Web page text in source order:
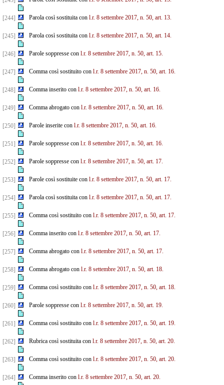
[244] Parola così sostituita con l.r. 8 settembre 2017, n. 50, art. 13.
[245] Parola così sostituita con l.r. 8 settembre 2017, n. 50, art. 14.
[246] Parole soppresse con l.r. 8 settembre 2017, n. 50, art. 15.
[247] Comma così sostituito con l.r. 8 settembre 2017, n. 50, art. 16.
[248] Comma inserito con l.r. 8 settembre 2017, n. 50, art. 16.
[249] Comma abrogato con l.r. 8 settembre 2017, n. 50, art. 16.
[250] Parole inserite con l.r. 8 settembre 2017, n. 50, art. 16.
[251] Parole soppresse con l.r. 8 settembre 2017, n. 50, art. 16.
[252] Parole soppresse con l.r. 8 settembre 2017, n. 50, art. 17.
[253] Parole così sostituite con l.r. 8 settembre 2017, n. 50, art. 17.
[254] Parola così sostituita con l.r. 8 settembre 2017, n. 50, art. 17.
[255] Comma così sostituito con l.r. 8 settembre 2017, n. 50, art. 17.
[256] Comma inserito con l.r. 8 settembre 2017, n. 50, art. 17.
[257] Comma abrogato con l.r. 8 settembre 2017, n. 50, art. 17.
[258] Comma abrogato con l.r. 8 settembre 2017, n. 50, art. 18.
[259] Comma così sostituito con l.r. 8 settembre 2017, n. 50, art. 18.
[260] Parole soppresse con l.r. 8 settembre 2017, n. 50, art. 19.
[261] Comma così sostituito con l.r. 8 settembre 2017, n. 50, art. 19.
[262] Rubrica così sostituita con l.r. 8 settembre 2017, n. 50, art. 20.
[263] Comma così sostituito con l.r. 8 settembre 2017, n. 50, art. 20.
[264] Comma inserito con l.r. 8 settembre 2017, n. 50, art. 20.